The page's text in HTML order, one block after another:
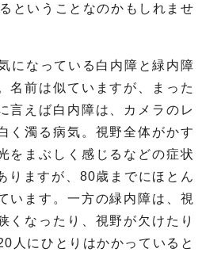
ということなのかもしれませ
になっている白内障と緑内障
名前は似ていますが、まった
言えば白内障は、カメラのレ
く濁る病気。視野全体がかす
をまぶしく感じるなどの症状
りますが、80歳までにほとん
います。一方の緑内障は、視
くなったり、視野が欠けたり
人にひとりはかかっていると